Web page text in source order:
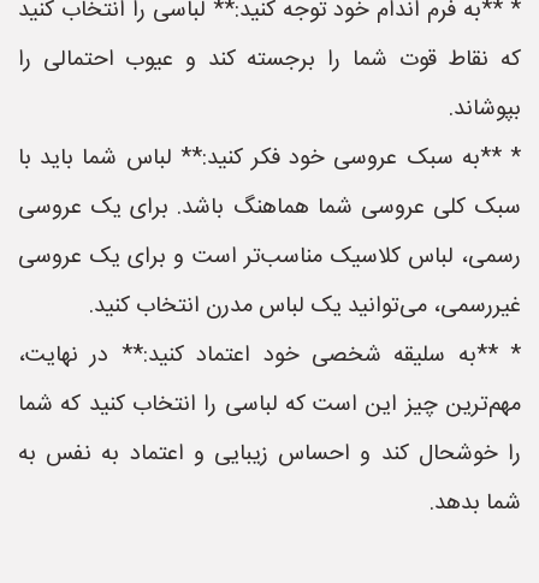
* **به فرم اندام خود توجه کنید:** لباسی را انتخاب کنید
که نقاط قوت شما را برجسته کند و عیوب احتمالی را
بپوشاند.
* **به سبک عروسی خود فکر کنید:** لباس شما باید با
سبک کلی عروسی شما هماهنگ باشد. برای یک عروسی
رسمی، لباس کلاسیک مناسب‌تر است و برای یک عروسی
غیررسمی، می‌توانید یک لباس مدرن انتخاب کنید.
* **به سلیقه شخصی خود اعتماد کنید:** در نهایت،
مهم‌ترین چیز این است که لباسی را انتخاب کنید که شما
را خوشحال کند و احساس زیبایی و اعتماد به نفس به
شما بدهد.